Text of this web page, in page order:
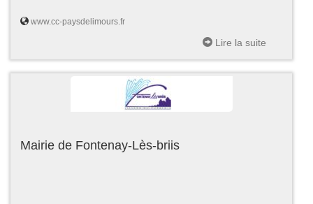
www.cc-paysdelimours.fr
Lire la suite
Mairie de Fontenay-Lès-briis